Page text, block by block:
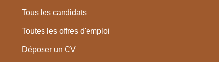
Tous les candidats
Toutes les offres d'emploi
Déposer un CV